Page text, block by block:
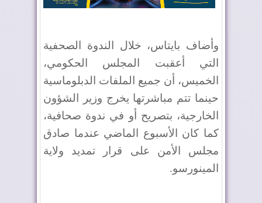
وأضاف بايتاس، خلال الندوة الصحفية
التي أعقبت المجلس الحكومي،
الخميس، أن جميع الملفات الدبلوماسية
حينما تتم مباشرتها يخرج وزير الشؤون
الخارجية، بتصريح أو في ندوة صحافية،
كما كان الأسبوع الماضي عندما صادق
مجلس الأمن على قرار تمديد ولاية
المينورسو.